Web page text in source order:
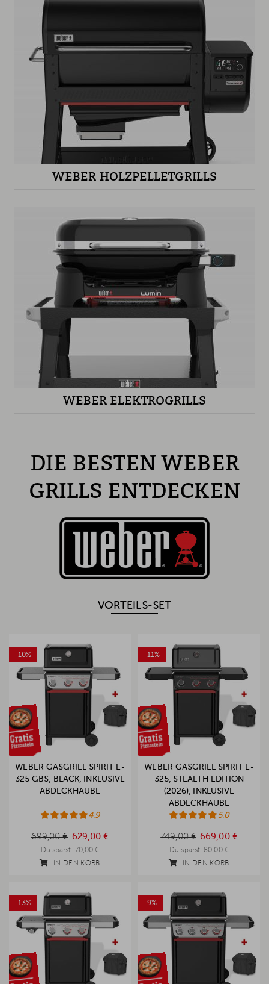
WEBER HOLZPELLETGRILLS
WEBER ELEKTROGRILLS
DIE BESTEN WEBER
GRILLS ENTDECKEN
VORTEILS-SET
-10%
WEBER GASGRILL SPIRIT E-
325 GBS, BLACK, INKLUSIVE
ABDECKHAUBE
4.9
699,00 € 629,00 €
Du sparst: 70,00 €
IN DEN KORB
-11%
WEBER GASGRILL SPIRIT E-
325, STEALTH EDITION
(2026), INKLUSIVE
ABDECKHAUBE
5.0
749,00 € 669,00 €
Du sparst: 80,00 €
IN DEN KORB
-13% -9%